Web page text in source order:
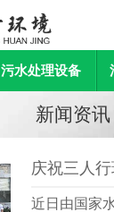
污水处理设备
新闻资讯
近日由国家